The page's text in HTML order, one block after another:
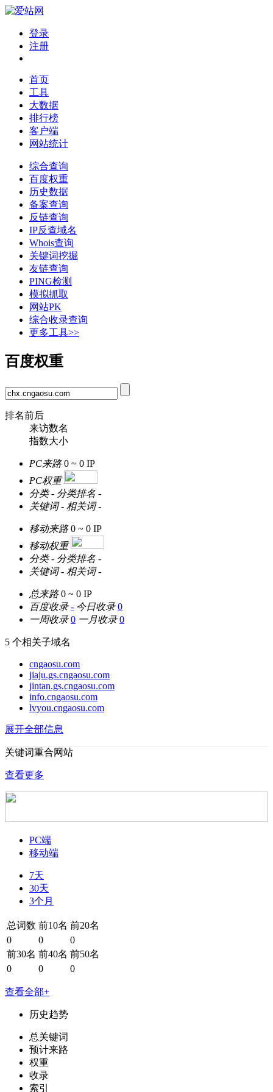
登录
注册
首页
工具
大数据
排行榜
客户端
网站统计
综合查询
百度权重
历史数据
备案查询
反链查询
IP反查域名
Whois查询
关键词挖掘
友链查询
PING检测
模拟抓取
网站PK
综合收录查询
更多工具>>
百度权重
排名前后
来访数名
指数大小
PC来路 0 ~ 0 IP
PC权重
分类 - 分类排名 -
关键词 - 相关词 -
移动来路 0 ~ 0 IP
移动权重
分类 - 分类排名 -
关键词 - 相关词 -
总来路 0 ~ 0 IP
百度收录 - 今日收录 0
一周收录 0 一月收录 0
5 个相关子域名
cngaosu.com
jiaju.gs.cngaosu.com
jintan.gs.cngaosu.com
info.cngaosu.com
lvyou.cngaosu.com
展开全部信息
关键词重合网站
查看更多
PC端
移动端
7天
30天
3个月
总词数 前10名 前20名
0
0
0
前30名 前40名 前50名
0
0 0
查看全部+
历史趋势
总关键词
预计来路
权重
收录
索引